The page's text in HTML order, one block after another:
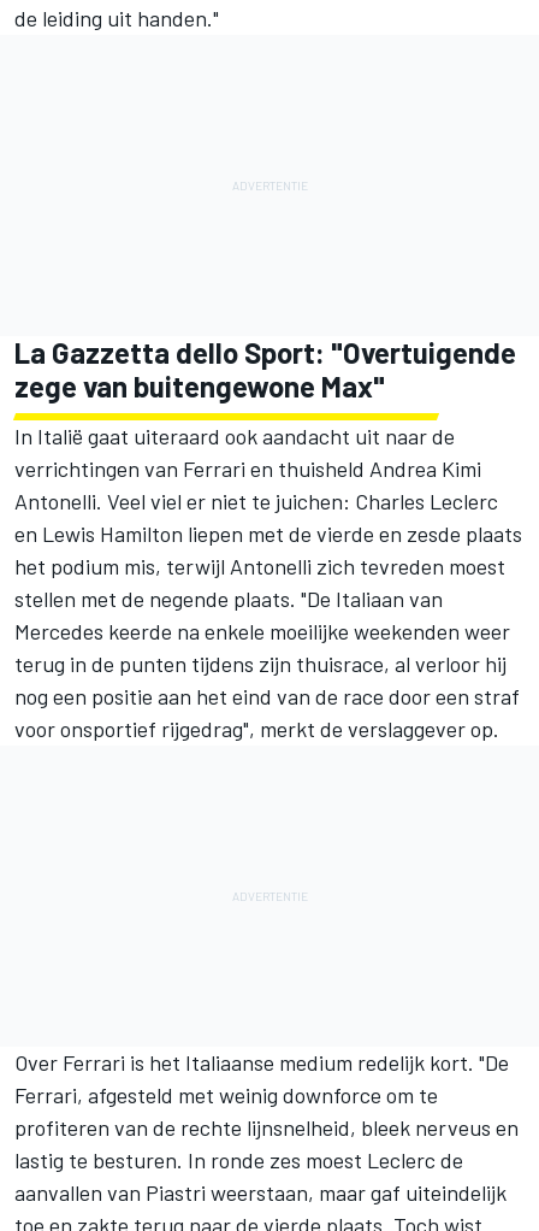
de leiding uit handen."
La Gazzetta dello Sport: "Overtuigende
zege van buitengewone Max"
In Italië gaat uiteraard ook aandacht uit naar de
verrichtingen van Ferrari en thuisheld Andrea Kimi
Antonelli. Veel viel er niet te juichen: Charles Leclerc
en Lewis Hamilton liepen met de vierde en zesde plaats
het podium mis, terwijl Antonelli zich tevreden moest
stellen met de negende plaats. "De Italiaan van
Mercedes keerde na enkele moeilijke weekenden weer
terug in de punten tijdens zijn thuisrace, al verloor hij
nog een positie aan het eind van de race door een straf
voor onsportief rijgedrag", merkt de verslaggever op.
Over Ferrari is het Italiaanse medium redelijk kort. "De
Ferrari, afgesteld met weinig downforce om te
profiteren van de rechte lijnsnelheid, bleek nerveus en
lastig te besturen. In ronde zes moest Leclerc de
aanvallen van Piastri weerstaan, maar gaf uiteindelijk
toe en zakte terug naar de vierde plaats. Toch wist